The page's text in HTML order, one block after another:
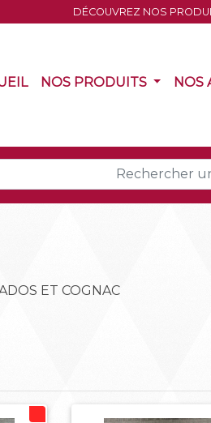
DÉCOUVREZ NOS
(CURRENT)
NOS PRODUITS NOS
ET COGNAC